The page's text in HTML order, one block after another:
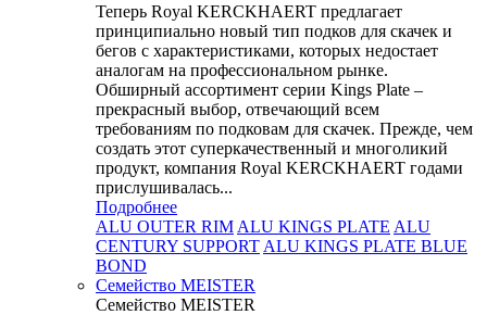
Теперь Royal KERCKHAERT предлагает
принципиально новый тип подков для скачек и
бегов с характеристиками, которых недостает
аналогам на профессиональном рынке.
Обширный ассортимент серии Kings Plate –
прекрасный выбор, отвечающий всем
требованиям по подковам для скачек. Прежде, чем
создать этот суперкачественный и многоликий
продукт, компания Royal KERCKHAERT годами
прислушивалась...
Подробнее
ALU OUTER RIM ALU KINGS PLATE ALU
CENTURY SUPPORT ALU KINGS PLATE BLUE
BOND
Семейство МEISTER
Семейство МEISTER